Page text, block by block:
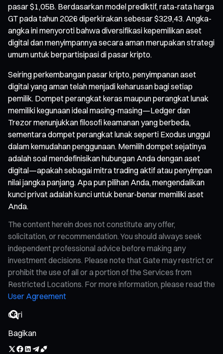
pasar $1,05B. Berdasarkan model prediktif, rata-rata harga
GT pada tahun 2026 diperkirakan sebesar $329,43. Angka-
angka ini menyoroti bahwa diversifikasi kepemilikan aset
digital dan menyimpannya secara aman merupakan strategi
umum untuk berpartisipasi di pasar kripto.
Seiring perkembangan pasar kripto, penyimpanan aset
digital yang aman telah menjadi keharusan bagi setiap
pemilik. Dompet perangkat keras maupun perangkat lunak
memiliki kegunaan ideal masing-masing—Ledger dan
Trezor menunjukkan filosofi keamanan yang berbeda,
sementara dompet perangkat lunak seperti Exodus unggul
dalam kemudahan penggunaan. Memilih dompet sejatinya
adalah soal mendefinisikan hubungan Anda dengan aset
digital—apakah sebagai mitra trading aktif atau penyimpan
nilai jangka panjang. Apa pun pilihan Anda, mengendalikan
kunci privat adalah kunci untuk benar-benar memiliki aset
Anda.
The content herein does not constitute any offer,
solicitation, or recommendation. You should always seek
independent professional advice before making any
investment decisions. Please note that Gate may restrict or
prohibit the use of all or a portion of the Services from
Restricted Locations. For more information, please read the
User Agreement
Bagikan